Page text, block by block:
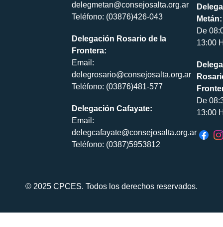
delegmetan@consejosalta.org.ar
Teléfono: (03876)426-043
Delegación Rosario de la
Frontera:
Email:
delegrosario@consejosalta.org.ar
Teléfono: (03876)481-577
Delegación Cafayate:
Email:
delegcafayate@consejosalta.org.ar
Teléfono: (0387)5953812
Metán:
De
13:00
De
13:00
© 2025 CPCES. Todos los derechos reservados.